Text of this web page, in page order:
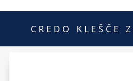
CREDO KLEŠČE